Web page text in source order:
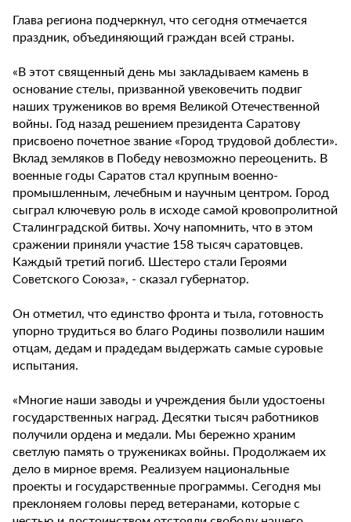
Глава региона подчеркнул, что сегодня отмечается
праздник, объединяющий граждан всей страны.
«В этот священный день мы закладываем камень в
основание стелы, призванной увековечить подвиг
наших тружеников во время Великой Отечественной
войны. Год назад решением президента Саратову
присвоено почетное звание «Город трудовой доблести».
Вклад земляков в Победу невозможно переоценить. В
военные годы Саратов стал крупным военно-
промышленным, лечебным и научным центром. Город
сыграл ключевую роль в исходе самой кровопролитной
Сталинградской битвы. Хочу напомнить, что в этом
сражении приняли участие 158 тысяч саратовцев.
Каждый третий погиб. Шестеро стали Героями
Советского Союза», - сказал губернатор.
Он отметил, что единство фронта и тыла, готовность
упорно трудиться во благо Родины позволили нашим
отцам, дедам и прадедам выдержать самые суровые
испытания.
«Многие наши заводы и учреждения были удостоены
государственных наград. Десятки тысяч работников
получили ордена и медали. Мы бережно храним
светлую память о тружениках войны. Продолжаем их
дело в мирное время. Реализуем национальные
проекты и государственные программы. Сегодня мы
преклоняем головы перед ветеранами, которые с